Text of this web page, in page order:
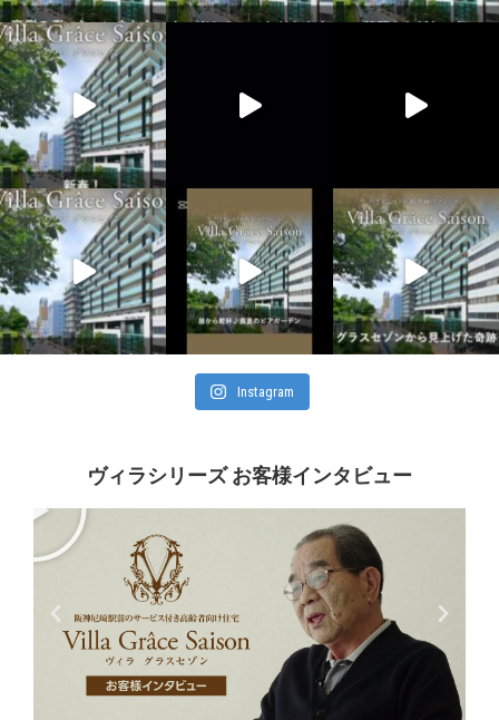
Instagram
ヴィラシリーズ お客様インタビュー